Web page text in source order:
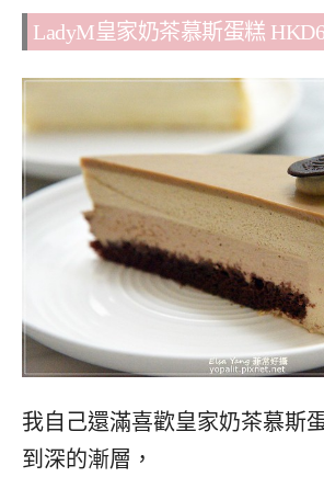
LadyM皇家奶茶慕斯蛋糕
我自己還滿喜歡皇家奶茶慕斯
到深的漸層，